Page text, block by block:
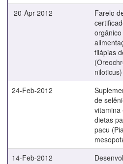
20-Apr-2012
Farelo
orgânico
tilápias
niloticus)
24-Feb-2012
de
vitamina
dietas
pacu
14-Feb-2012